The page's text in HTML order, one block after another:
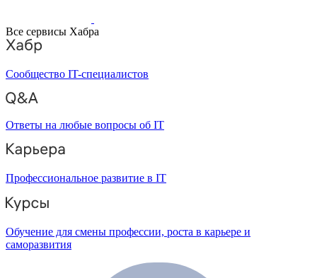
Все сервисы Хабра
Сообщество IT-специалистов
Ответы на любые вопросы об IT
Профессиональное развитие в IT
Обучение для смены профессии, роста в карьере и
саморазвития